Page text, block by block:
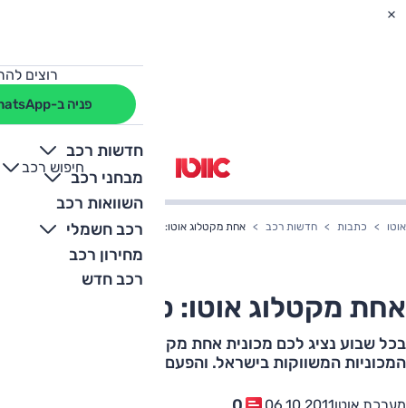
רוצים
פניה ב-WhatsApp
חדשות רכב
מבחני רכב
השוואות רכב
רכב חשמלי
מחירון רכב
רכב חדש
חיפוש רכב
+
-
אוטו כתבות חדשות רכב אחת מקטלוג אוטו: סיאט לאון
אחת מקטלוג אוטו: סיאט לאון
בכל שבוע נציג לכם מכונית אחת מקטלוג אוטו, הכולל את כל
המכוניות המשווקות בישראל. והפעם: סיאט לאון